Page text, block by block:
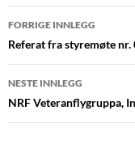
FORRIGE INNLEGG
Referat fra styremøte
NESTE INNLEGG
NRF Veteranflygruppa,